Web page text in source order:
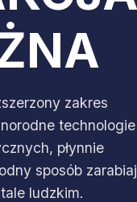
zakres
technologie
płynnie
sposób zarabiaj
ludzkim.